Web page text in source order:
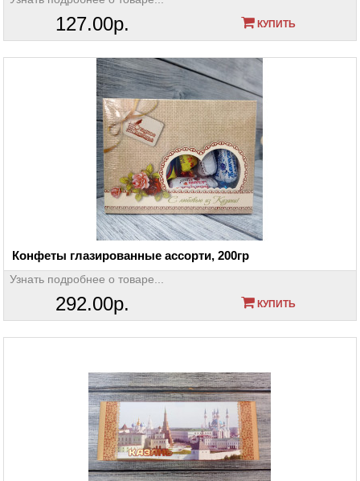
127.00р. КУПИТЬ
Конфеты глазированные ассорти, 200гр
Узнать подробнее о товаре...
292.00р. КУПИТЬ